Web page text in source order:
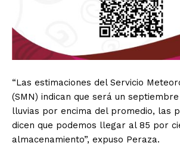
“Las estimaciones del Servicio
(SMN) indican que será un
lluvias por encima del promedio, las
dicen que podemos llegar al 85 por
almacenamiento”, expuso Peraza.